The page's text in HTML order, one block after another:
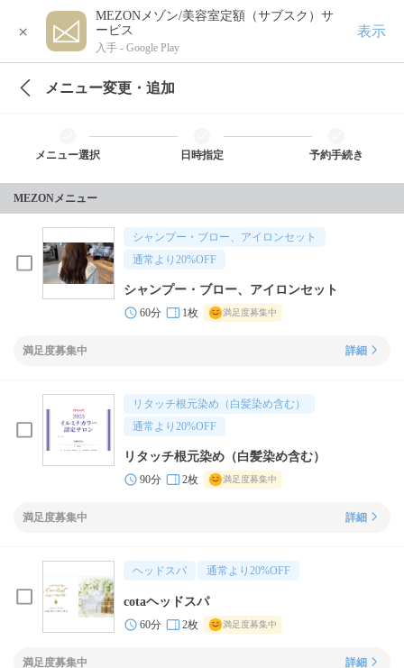
×
MEZONメゾン/美容室定額（サブスク）サ
ービス
入手 - Google Play
表示
メニュー変更・追加
メニュー選択 日時指定 予約手続き
MEZONメニュー
シャンプー・ブロー、アイロンセット
通常より 20%OFF
シャンプー・ブロー、アイロンセット
60分 1枚 満足度募集中
満足度募集中 詳細
リタッチ根元染め（白髪染め含む）
通常より 20%OFF
リタッチ根元染め（白髪染め含む）
90分 2枚 満足度募集中
満足度募集中 詳細
ヘッドスパ 通常より 20%OFF
cotaヘッドスパ
60分 2枚 満足度募集中
満足度募集中 詳細